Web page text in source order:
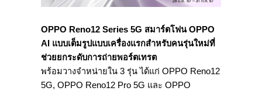
OPPO Reno12 Series 5G สมาร์ตโฟน OPPO
AI แบบเต็มรูปแบบเครื่องแรกสำหรับคนรุ่นใหม่ที่
ช่วยยกระดับการถ่ายพอร์ตเทรต
พร้อมวางจำหน่ายใน 3 รุ่น ได้แก่ OPPO Reno12
5G, OPPO Reno12 Pro 5G และ OPPO